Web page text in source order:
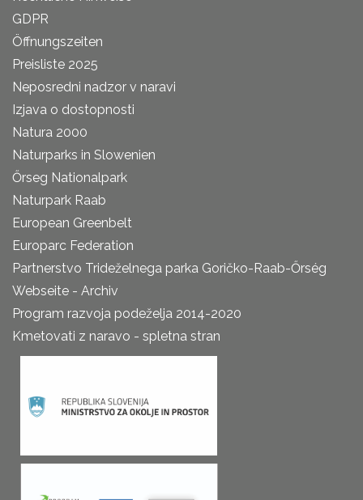
GDPR
Öffnungszeiten
Preisliste 2025
Neposredni nadzor v naravi
Izjava o dostopnosti
Natura 2000
Naturparks in Slowenien
Őrseg Nationalpark
Naturpark Raab
European Greenbelt
Europarc Federation
Partnerstvo Trideželnega parka Goričko-Raab-Őrség
Webseite - Archiv
Program razvoja podeželja 2014-2020
Kmetovati z naravo - spletna stran